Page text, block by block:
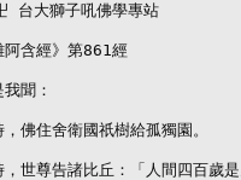
台大獅子吼佛學專站
阿含經》第861經
聞：
，佛住舍衛國祇樹給孤獨園。
，世尊告諸比丘：「人間四百歲